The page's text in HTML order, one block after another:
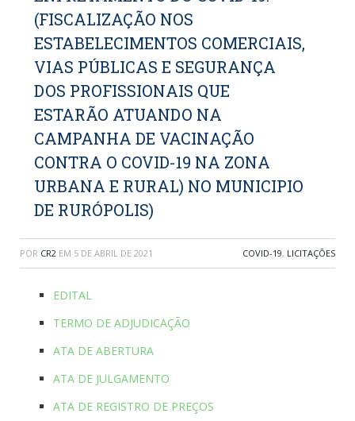
(FISCALIZAÇÃO NOS
ESTABELECIMENTOS COMERCIAIS,
VIAS PÚBLICAS E SEGURANÇA
DOS PROFISSIONAIS QUE
ESTARÃO ATUANDO NA
CAMPANHA DE VACINAÇÃO
CONTRA O COVID-19 NA ZONA
URBANA E RURAL) NO MUNICIPIO
DE RURÓPOLIS)
POR CR2 EM 5 DE ABRIL DE 2021 COVID-19, LICITAÇÕES
EDITAL
TERMO DE ADJUDICAÇÃO
ATA DE ABERTURA
ATA DE JULGAMENTO
ATA DE REGISTRO DE PREÇOS